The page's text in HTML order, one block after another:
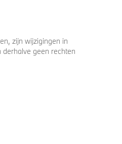
zijn wijzigingen in
geen rechten